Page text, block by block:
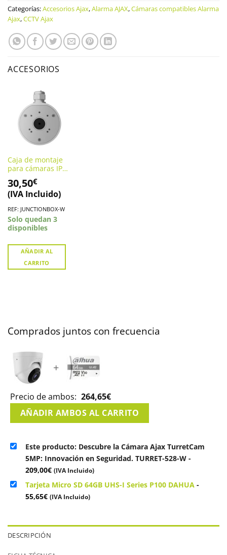
Categorías:Accesorios Ajax,Alarma AJAX,Cámaras compatibles Alarma
Ajax,CCTV Ajax
ACCESORIOS
Caja de montaje
para cámaras IP
JUNCTIONBOX-W
30,50€
(IVA Incluido)
REF: JUNCTIONBOX-W
Solo quedan 3
disponibles
AÑADIR AL
CARRITO
Comprados juntos con frecuencia
+
Precio de ambos: 264,65€
AÑADIR AMBOS AL CARRITO
Este producto: Descubre la Cámara Ajax TurretCam
5MP: Innovación en Seguridad. TURRET-528-W -
209,00€ (IVA Incluido)
Tarjeta Micro SD 64GB UHS-I Series P100 DAHUA -
55,65€ (IVA Incluido)
DESCRIPCIÓN